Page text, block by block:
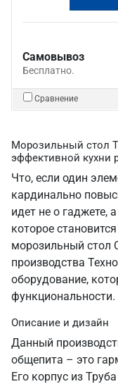
Самовывоз
Бесплатно.
Сравнение
Морозильный стол
эффективной кухни
Что, если один
кардинально
идет не о гаджете,
которое
морозильный
производства
оборудование,
функциональности.
Описание и дизайн
Данный
общепита – это
Его корпус из